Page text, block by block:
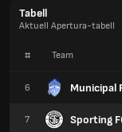
Tabell
Aktuell Apertura-tabell
# Team
6 Municipal
7 Sporting